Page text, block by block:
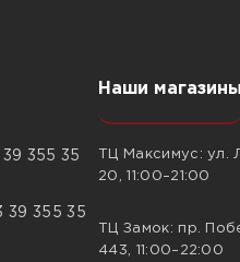
355 35
39 355 35
Наши магазины
ТЦ Максимус: ул.
20, 11:00–21:00
ТЦ Замок: пр.
443, 11:00–22:00